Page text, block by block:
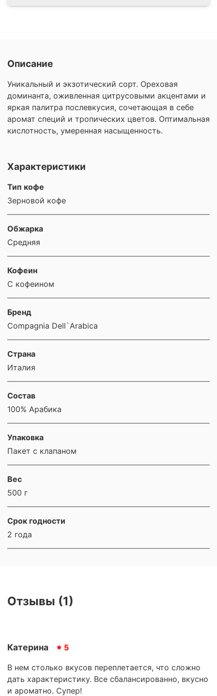
Описание
Уникальный и экзотический сорт. Ореховая
доминанта, оживленная цитрусовыми акцентами и
яркая палитра послевкусия, сочетающая в себе
аромат специй и тропических цветов. Оптимальная
кислотность, умеренная насыщенность.
Характеристики
Тип кофе
Зерновой кофе
Обжарка
Средняя
Кофеин
С кофеином
Бренд
Compagnia Dell`Arabica
Страна
Италия
Состав
100% Арабика
Упаковка
Пакет с клапаном
Вес
500 г
Срок годности
2 года
Отзывы (1)
Катерина 5
В нем столько вкусов переплетается, что сложно
дать характеристику. Все сбалансированно, вкусно
и ароматно. Супер!